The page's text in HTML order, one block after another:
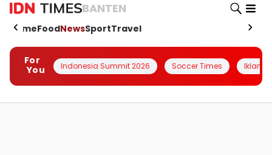
BANTEN
HomeFoodNewsSportTravel
For
You
Indonesia Summit 2026 Soccer Times Iklanin